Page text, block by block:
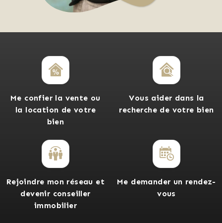
Me confier la vente ou
la location de votre
bien
Vous aider dans la
recherche de votre bien
Rejoindre mon réseau et
devenir conseiller
immobilier
Me demander un rendez-
vous